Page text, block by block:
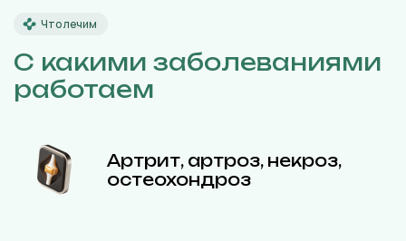
Что лечим
С какими заболеваниями
работаем
Артрит, артроз, некроз,
остеохондроз